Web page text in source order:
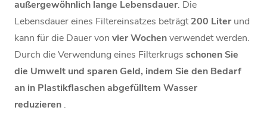
außergewöhnlich lange Lebensdauer. Die
Lebensdauer eines Filtereinsatzes beträgt200 Liter und
kann für die Dauer von vier Wochenverwendet werden.
Durch die Verwendung eines Filterkrugs schonen Sie
die Umwelt und sparen Geld, indem Sie den Bedarf
an in Plastikflaschen abgefülltem Wasser
reduzieren .